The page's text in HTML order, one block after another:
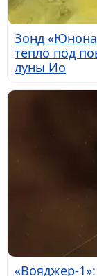
Зонд
тепло под
луны Ио
«Вояджер-